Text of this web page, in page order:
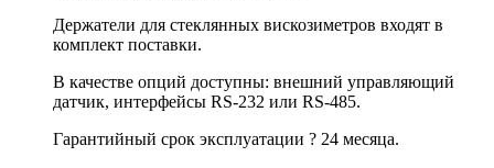
Держатели для стеклянных вискозиметров входят в
комплект поставки.
В качестве опций доступны: внешний управляющий
датчик, интерфейсы RS-232 или RS-485.
Гарантийный срок эксплуатации ? 24 месяца.